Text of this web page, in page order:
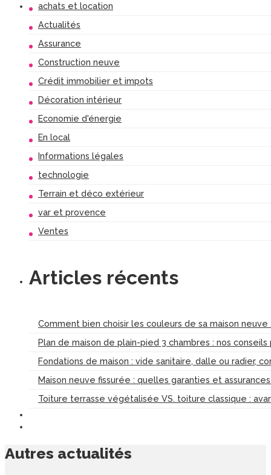
achats et location
Actualités
Assurance
Construction neuve
Crédit immobilier et impots
Décoration intérieur
Economie d'énergie
En local
Informations légales
technologie
Terrain et déco extérieur
var et provence
Ventes
Articles récents
Comment bien choisir les couleurs de sa maison
Plan de maison de plain-pied 3 chambres : nos
Fondations de maison : vide sanitaire, dalle ou radier,
Maison neuve fissurée : quelles garanties et
Toiture terrasse végétalisée VS. toiture classique :
Autres actualités